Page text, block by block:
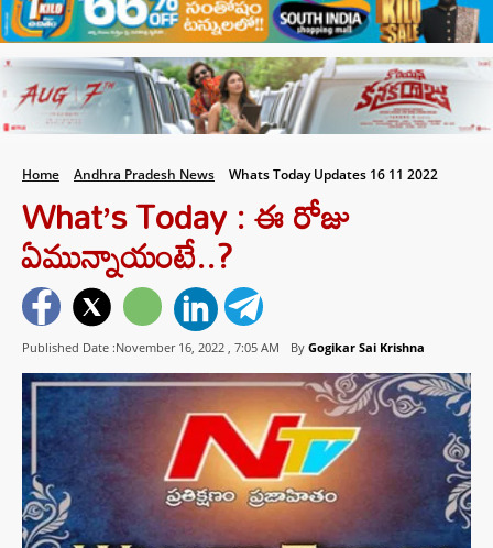
Home Andhra Pradesh News Whats Today Updates 16 11 2022
What’s Today : ఈ రోజు
ఏమున్నాయంటే..?
Published Date :November 16, 2022 , 7:05 AM By Gogikar Sai Krishna